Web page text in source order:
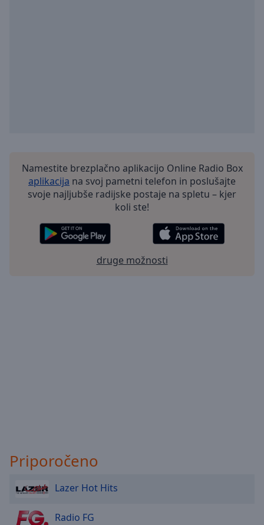
Namestite brezplačno aplikacijo Online Radio Box
aplikacija na svoj pametni telefon in poslušajte
svoje najljubše radijske postaje na spletu – kjer
koli ste!
druge možnosti
Priporočeno
Lazer Hot Hits
Radio FG